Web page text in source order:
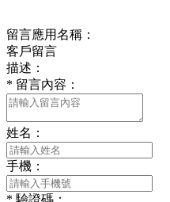
留言應用名稱：
客戶留言
描述：
* 留言內容：
姓名：
手機：
* 驗證碼：